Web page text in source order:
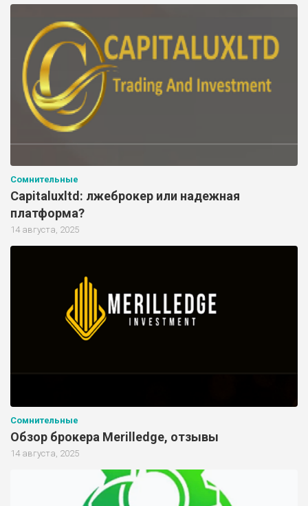
Сомнительные
Capitaluxltd: лжеброкер или надежная
платформа?
14 августа, 2025
Сомнительные
Обзор брокера Merilledge, отзывы
14 августа, 2025